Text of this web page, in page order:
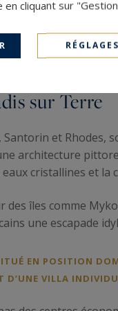
LUXE AU COEUR DE
ARCHITECTE
sur Terre
Santorin et Rhodes,
architecture
eaux cristallines et
des îles comme
une escapade
EN POSITION
VILLA
cliquant sur
RÉGLAGES